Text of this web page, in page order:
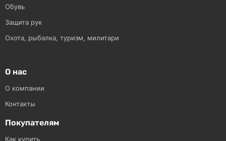
Обувь
Защита рук
Охота, рыбалка, туризм, милитари
О нас
О компании
Контакты
Покупателям
Как купить